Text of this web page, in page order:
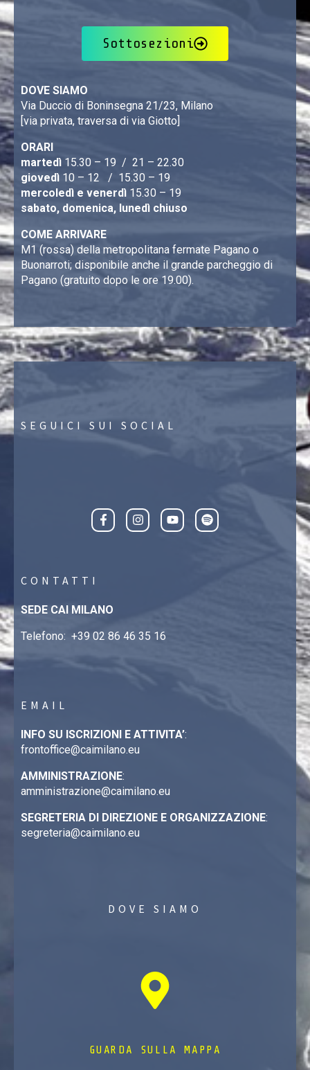
Sottosezioni
DOVE SIAMO
Via Duccio di Boninsegna 21/23, Milano
[via privata, traversa di via Giotto]
ORARI
martedì 15.30 – 19 / 21 – 22.30
giovedì 10 – 12 / 15.30 – 19
mercoledì e venerdì 15.30 – 19
sabato, domenica, lunedì chiuso
COME ARRIVARE
M1 (rossa) della metropolitana fermate Pagano o
Buonarroti; disponibile anche il grande parcheggio di
Pagano (gratuito dopo le ore 19.00).
SEGUICI SUI SOCIAL
CONTATTI
SEDE CAI MILANO
Telefono: +39 02 86 46 35 16
EMAIL
INFO SU ISCRIZIONI E ATTIVITA’:
frontoffice@caimilano.eu
AMMINISTRAZIONE:
amministrazione@caimilano.eu
SEGRETERIA DI DIREZIONE E ORGANIZZAZIONE:
segreteria@caimilano.eu
DOVE SIAMO
GUARDA SULLA MAPPA